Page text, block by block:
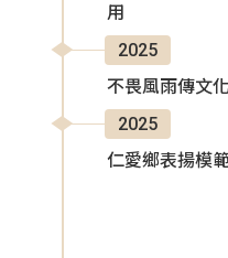
用
2025
不畏風雨傳文
2025
仁愛鄉表揚模